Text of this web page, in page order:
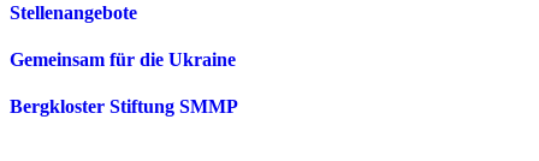
Stellenangebote
Gemeinsam für die Ukraine
Bergkloster Stiftung SMMP